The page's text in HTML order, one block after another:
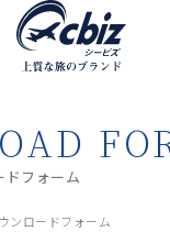
ドフォーム
ンロードフォーム